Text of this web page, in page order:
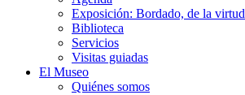
Exposición: Bordado, de la virtud
Biblioteca
Servicios
Visitas guiadas
El Museo
Quiénes somos